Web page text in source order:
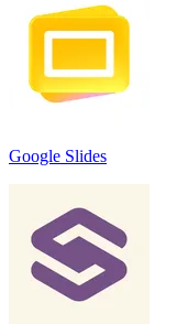
Google Slides